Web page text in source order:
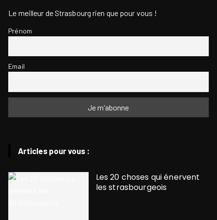
Le meilleur de Strasbourg rien que pour vous !
Prénom
Email
Articles pour vous :
Les 20 choses qui énervent
les strasbourgeois